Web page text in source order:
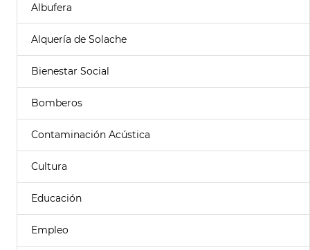
Albufera
Alquería de Solache
Bienestar Social
Bomberos
Contaminación Acústica
Cultura
Educación
Empleo